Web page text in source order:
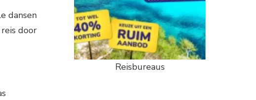
dansen
door
Reisbureaus